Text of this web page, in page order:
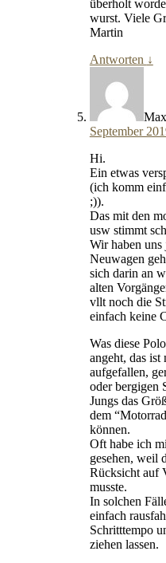
überholt
wurst. Viele
Martin
Antworten ↓
September
Hi.
Ein etwas
(ich komm
;)).
Das mit den
usw stimmt
Wir haben uns
Neuwagen
sich darin an
alten
vllt noch die
einfach keine
Was diese
angeht, das ist
aufgefallen,
oder bergigen
Jungs das
dem
können.
Oft habe ich
gesehen, weil
Rücksicht auf
musste.
In solchen
einfach
Schritttempo
ziehen lassen.